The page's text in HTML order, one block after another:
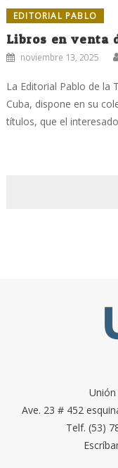
EDITORIAL PABLO
Libros en venta
noviembre 13, 2025
La Editorial Pablo de la
Cuba, dispone en su
títulos, que el
Unión
Ave. 23 # 452
Telf. (53)